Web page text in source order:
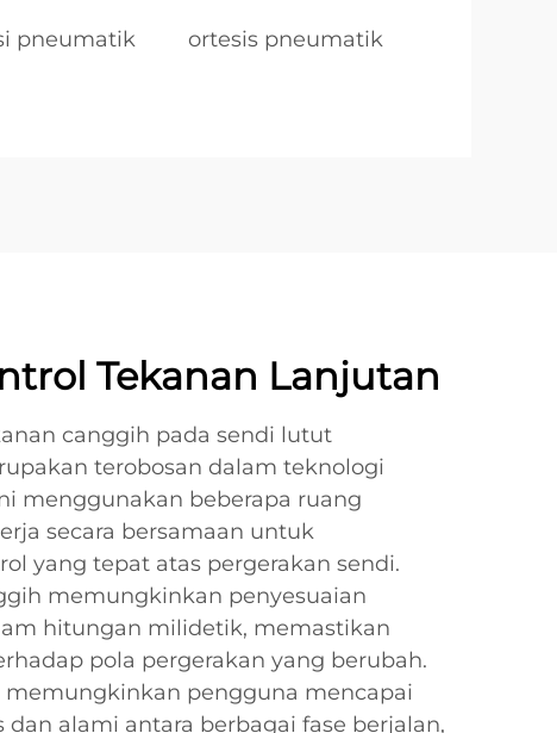
pneumatik ortesis pneumatik
Tekanan Lanjutan
canggih pada sendi lutut
terobosan dalam teknologi
menggunakan beberapa ruang
secara bersamaan untuk
yang tepat atas pergerakan sendi.
memungkinkan penyesuaian
hitungan milidetik, memastikan
pola pergerakan yang berubah.
pengguna mencapai
dan alami antara berbagai fase berjalan,